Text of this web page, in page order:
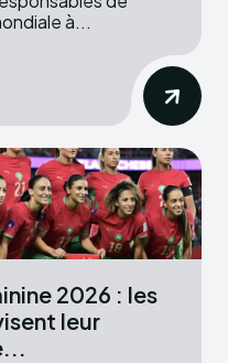
à...
2026 : les
leur